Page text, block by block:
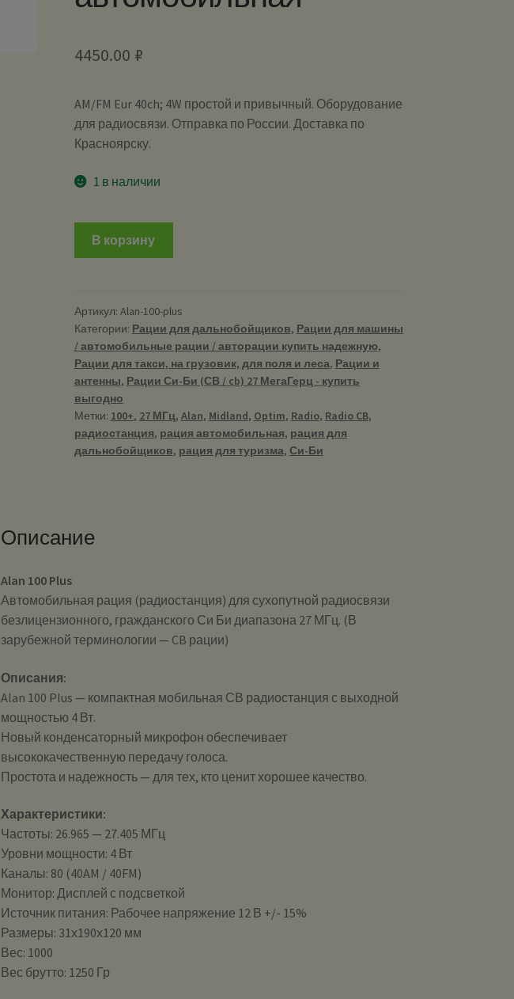
4450.00 ₽
AM/FM Eur 40ch; 4W простой и привычный. Оборудование
для радиосвязи. Отправка по России. Доставка по
Красноярску.
1 в наличии
В корзину
Артикул: Alan-100-plus
Категории: Рации для дальнобойщиков, Рации для машины
/ автомобильные рации / авторации купить надежную,
Рации для такси, на грузовик, для поля и леса, Рации и
антенны, Рации Си-Би (СВ / cb) 27 МегаГерц - купить
выгодно
Метки: 100+, 27 МГц, Alan, Midland, Optim, Radio, Radio CB,
радиостанция, рация автомобильная, рация для
дальнобойщиков, рация для туризма, Си-Би
Описание
Alan 100 Plus
Автомобильная рация (радиостанция) для сухопутной радиосвязи
безлицензионного, гражданского Си Би диапазона 27 МГц. (В
зарубежной терминологии — CB рации)
Описания:
Alan 100 Plus — компактная мобильная СВ радиостанция с выходной
мощностью 4 Вт.
Новый конденсаторный микрофон обеспечивает
высококачественную передачу голоса.
Простота и надежность — для тех, кто ценит хорошее качество.
Характеристики:
Частоты: 26.965 — 27.405 МГц
Уровни мощности: 4 Вт
Каналы: 80 (40AM / 40FM)
Монитор: Дисплей с подсветкой
Источник питания: Рабочее напряжение 12 В +/- 15%
Размеры: 31х190х120 мм
Вес: 1000
Вес брутто: 1250 Гр